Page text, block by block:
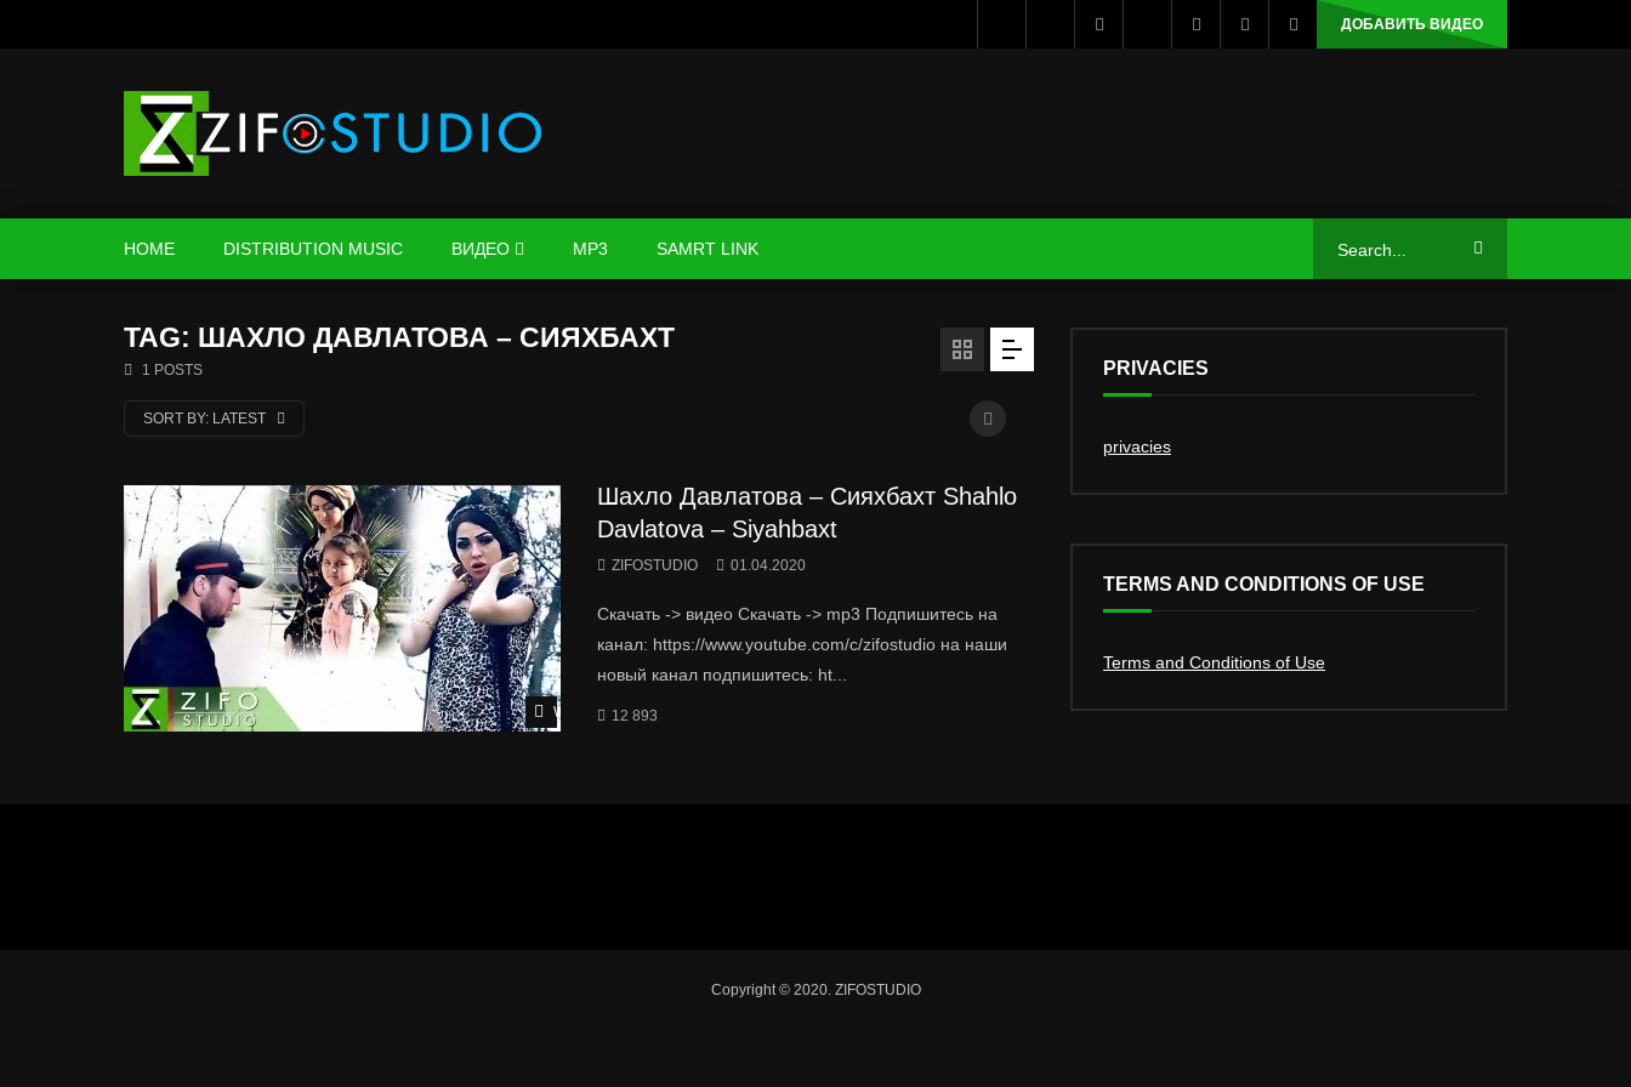
ДОБАВИТЬ ВИДЕО
HOME DISTRIBUTION MUSIC ВИДЕО MP3 SAMRT LINK
TAG: ШАХЛО ДАВЛАТОВА – СИЯХБАХТ
1 POSTS
SORT BY: LATEST
Watch Later
Шахло Давлатова – Сияхбахт Shahlo
Davlatova – Siyahbaxt
ZIFOSTUDIO 01.04.2020
Скачать -> видео Скачать -> mp3 Подпишитесь на
канал: https://www.youtube.com/c/zifostudio на наши
новый канал подпишитесь: ht...
12 893
PRIVACIES
privacies
TERMS AND CONDITIONS OF USE
Terms and Conditions of Use
Copyright © 2020. ZIFOSTUDIO